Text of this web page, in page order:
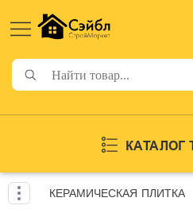
КАТАЛОГ
КЕРАМИЧЕСКАЯ ПЛИТКА